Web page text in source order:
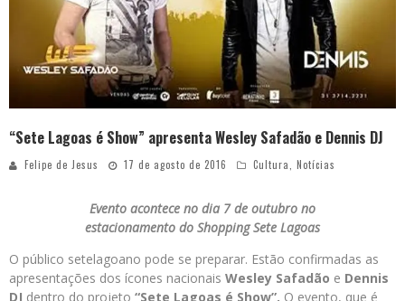
“Sete Lagoas é Show” apresenta Wesley Safadão e Dennis DJ
Felipe de Jesus 17 de agosto de 2016 Cultura Notícias
Evento acontece no dia 7 de outubro no
estacionamento do Shopping Sete Lagoas
O público setelagoano pode se preparar. Estão confirmadas as
apresentações dos ícones nacionais Wesley Safadão e Dennis
DJ dentro do projeto “Sete Lagoas é Show”. O evento, que é